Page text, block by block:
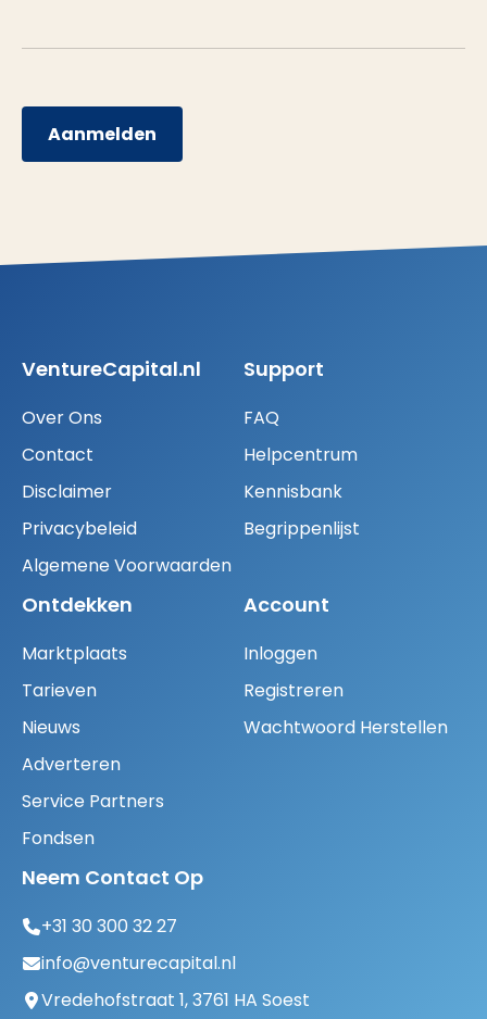
Aanmelden
VentureCapital.nl
Over Ons
Contact
Disclaimer
Privacybeleid
Algemene Voorwaarden
Support
FAQ
Helpcentrum
Kennisbank
Begrippenlijst
Ontdekken
Marktplaats
Tarieven
Nieuws
Adverteren
Service Partners
Fondsen
Account
Inloggen
Registreren
Wachtwoord Herstellen
Neem Contact Op
+31 30 300 32 27
info@venturecapital.nl
Vredehofstraat 1, 3761 HA Soest